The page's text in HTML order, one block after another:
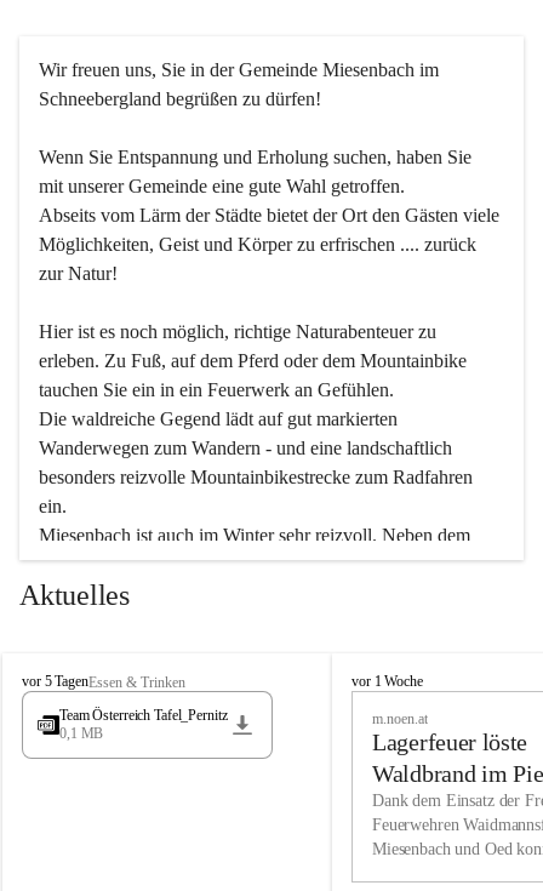
Wir freuen uns, Sie in der Gemeinde Miesenbach im
Schneebergland begrüßen zu dürfen!
Wenn Sie Entspannung und Erholung suchen, haben Sie
mit unserer Gemeinde eine gute Wahl getroffen.
Abseits vom Lärm der Städte bietet der Ort den Gästen viele
Möglichkeiten, Geist und Körper zu erfrischen .... zurück
zur Natur!
Hier ist es noch möglich, richtige Naturabenteuer zu
erleben. Zu Fuß, auf dem Pferd oder dem Mountainbike
tauchen Sie ein in ein Feuerwerk an Gefühlen.
Die waldreiche Gegend lädt auf gut markierten
Wanderwegen zum Wandern - und eine landschaftlich
besonders reizvolle Mountainbikestrecke zum Radfahren
ein.
Miesenbach ist auch im Winter sehr reizvoll. Neben dem
Eisstockschießen gibt es auf dem nahe gelegenen Unterberg
wunderschöne Naturschneepisten, die zum Schifahren oder
vielfältige Angebot unserer Kulturvereine.
Überzeugen Sie sich selbst, dass Sie in Miesenbach sowie
in den Beherbergungsbetrieben, Gaststätten und urigen
Wir kennen Miesenbach als lebens- und liebenswerten Ort.
Tradition und Innovation werden ebenso groß geschrieben
Aktuelles
M
i
s
vor 5 TagenEssen & Trinken
Team Österreich Tafel_Pernitz
0,1 MB
M
h
vor 1 Woche
m.noen.at
Lagerfeuer löste
Waldbrand im
aus
Dank dem Einsatz der
Feuerwehren
Miesenbach und Oed